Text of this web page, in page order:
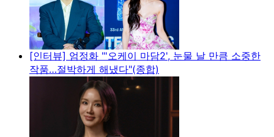
[인터뷰] 엄정화 "'오케이 마담2', 눈물 날 만큼 소중한
작품…절박하게 해냈다"(종합)